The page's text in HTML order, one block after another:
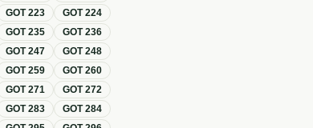
GOT223 GOT224
GOT235 GOT236
GOT247 GOT248
GOT259 GOT260
GOT271 GOT272
GOT283 GOT284